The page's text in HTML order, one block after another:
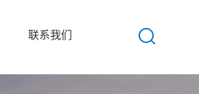
联系我们